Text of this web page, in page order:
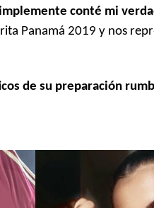
conté mi
Panamá 2019 y nos
de su preparación